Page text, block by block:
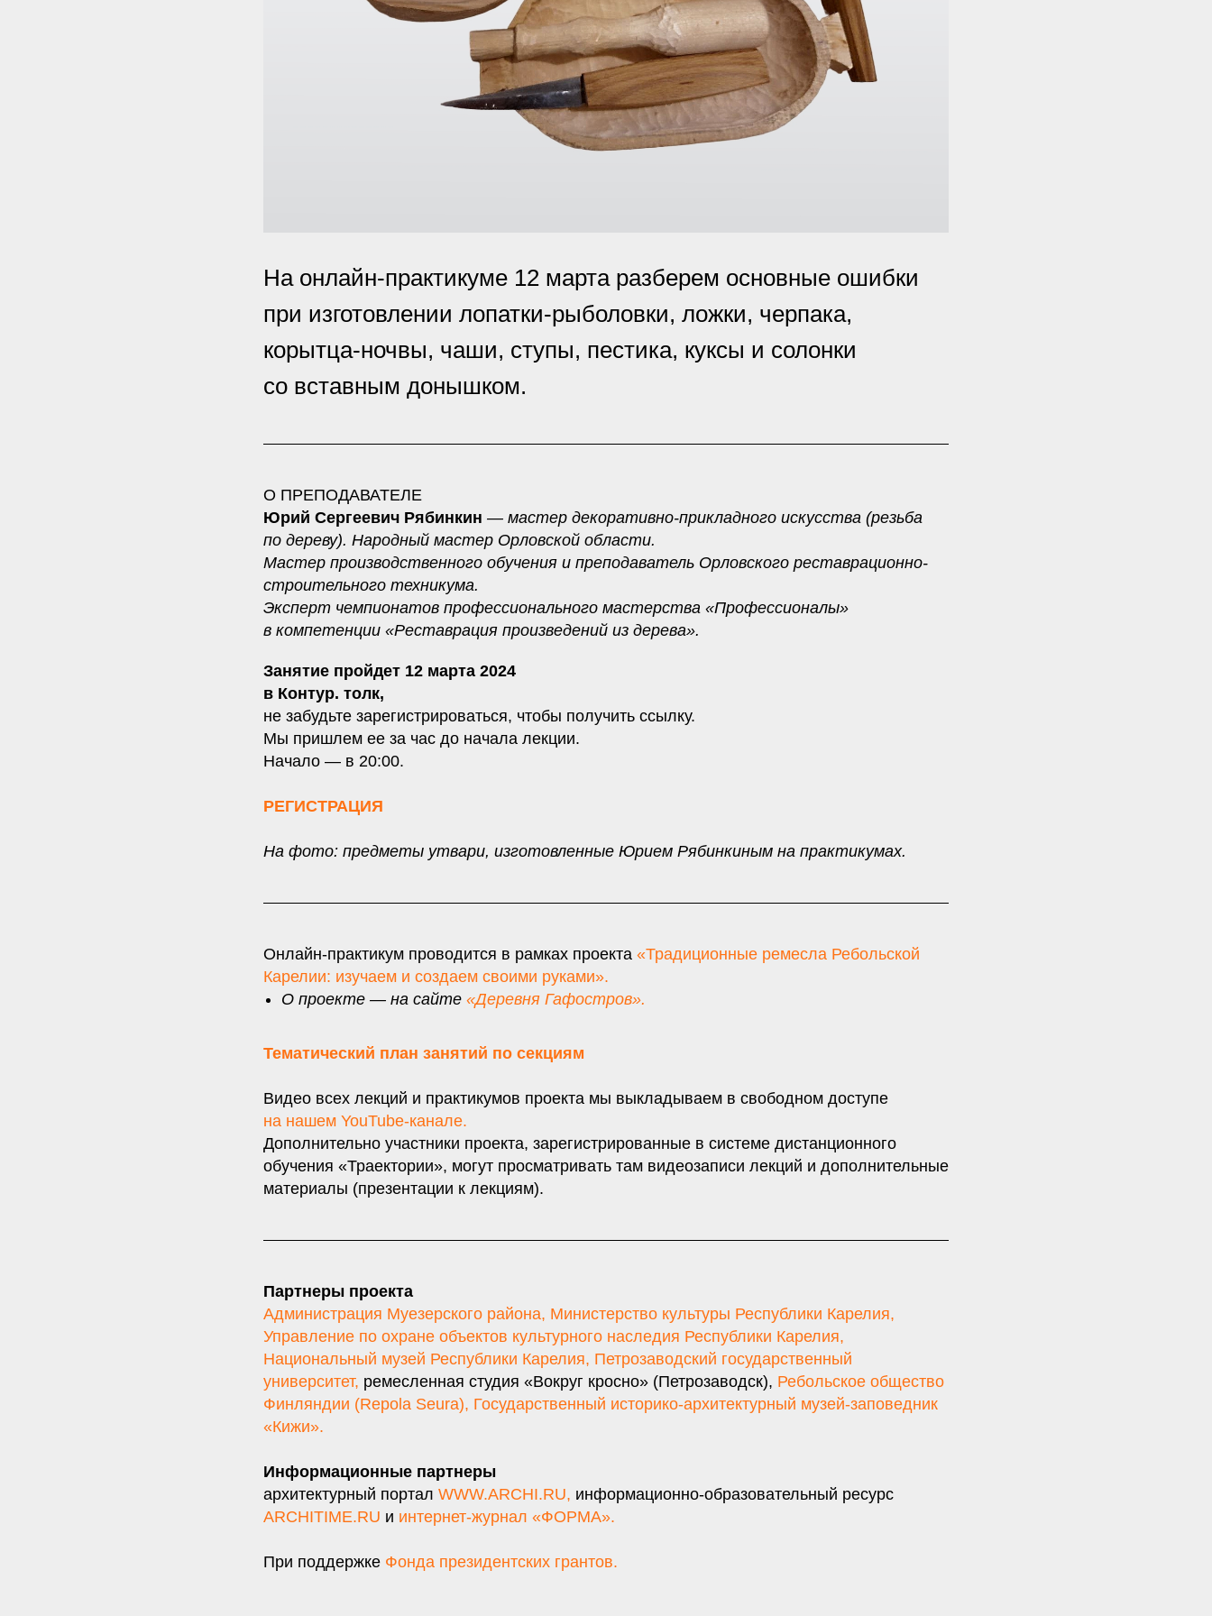
На онлайн-практикуме 12 марта разберем основные ошибки
при изготовлении лопатки-рыболовки, ложки, черпака,
корытца-ночвы, чаши, ступы, пестика, куксы и солонки
со вставным донышком.
О ПРЕПОДАВАТЕЛЕ
Юрий Сергеевич Рябинкин — мастер декоративно-прикладного искусства (резьба
по дереву). Народный мастер Орловской области.
Мастер производственного обучения и преподаватель Орловского реставрационно-
строительного техникума.
Эксперт чемпионатов профессионального мастерства «Профессионалы»
в компетенции «Реставрация произведений из дерева».
Занятие пройдет 12 марта 2024
в Контур. толк,
не забудьте зарегистрироваться, чтобы получить ссылку.
Мы пришлем ее за час до начала лекции.
Начало — в 20:00.
РЕГИСТРАЦИЯ
На фото: предметы утвари, изготовленные Юрием Рябинкиным на практикумах.
Онлайн-практикум проводится в рамках проекта «Традиционные ремесла Ребольской
Карелии: изучаем и создаем своими руками».
О проекте — на сайте «Деревня Гафостров».
Тематический план занятий по секциям
Видео всех лекций и практикумов проекта мы выкладываем в свободном доступе
на нашем YouTube-канале.
Дополнительно участники проекта, зарегистрированные в системе дистанционного
обучения «Траектории», могут просматривать там видеозаписи лекций и дополнительные
материалы (презентации к лекциям).
Партнеры проекта
Администрация Муезерского района, Министерство культуры Республики Карелия,
Управление по охране объектов культурного наследия Республики Карелия,
Национальный музей Республики Карелия, Петрозаводский государственный
университет, ремесленная студия «Вокруг кросно» (Петрозаводск), Ребольское общество
Финляндии (Repola Seura), Государственный историко-архитектурный музей-заповедник
«Кижи».
Информационные партнеры
архитектурный портал WWW.ARCHI.RU, информационно-образовательный ресурс
ARCHITIME.RU и интернет-журнал «ФОРМА».
При поддержке Фондa президентских грантов.